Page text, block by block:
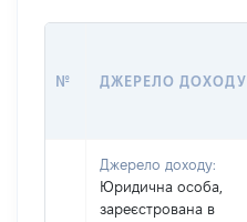
№ ДЖЕРЕЛО ДОХОДУ
Джерело доходу:
Юридична особа,
зареєстрована в